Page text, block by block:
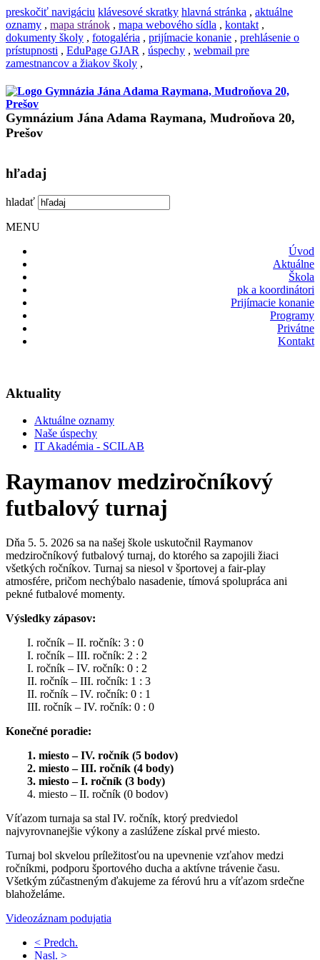
preskočiť navigáciu klávesové skratky hlavná stránka , aktuálne
oznamy , mapa stránok , mapa webového sídla , kontakt ,
dokumenty školy , fotogaléria , prijímacie konanie , prehlásenie o
prístupnosti , EduPage GJAR , úspechy , webmail pre
zamestnancov a žiakov školy ,
Gymnázium Jána Adama Raymana, Mudroňova 20,
Prešov
hľadaj
hladať
MENU
Úvod
Aktuálne
Škola
pk a koordinátori
Prijímacie konanie
Programy
Privátne
Kontakt
Aktuality
Aktuálne oznamy
Naše úspechy
IT Akadémia - SCILAB
Raymanov medziročníkový
futbalový turnaj
Dňa 5. 5. 2026 sa na našej škole uskutočnil Raymanov
medziročníkový futbalový turnaj, do ktorého sa zapojili žiaci
všetkých ročníkov. Turnaj sa niesol v športovej a fair-play
atmosfére, pričom nechýbalo nasadenie, tímová spolupráca ani
pekné futbalové momenty.
Výsledky zápasov:
I. ročník – II. ročník: 3 : 0
I. ročník – III. ročník: 2 : 2
I. ročník – IV. ročník: 0 : 2
II. ročník – III. ročník: 1 : 3
II. ročník – IV. ročník: 0 : 1
III. ročník – IV. ročník: 0 : 0
Konečné poradie:
1. miesto – IV. ročník (5 bodov)
2. miesto – III. ročník (4 body)
3. miesto – I. ročník (3 body)
4. miesto – II. ročník (0 bodov)
Víťazom turnaja sa stal IV. ročník, ktorý predviedol
najvyrovnanejšie výkony a zaslúžene získal prvé miesto.
Turnaj bol skvelou príležitosťou na upevnenie vzťahov medzi
ročníkmi, podporu športového ducha a aktívne trávenie času.
Všetkým zúčastneným ďakujeme za férovú hru a víťazom srdečne
blahoželáme.
Videozáznam podujatia
< Predch.
Nasl. >